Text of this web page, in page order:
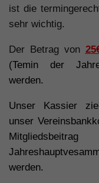
ist die
sehr wichtig.
Der Betrag von
(Temin der
werden.
Unser Kassier
unser
werden.